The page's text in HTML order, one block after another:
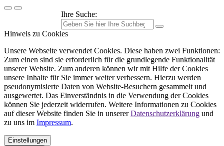
Ihre Suche:
Hinweis zu Cookies
Unsere Webseite verwendet Cookies. Diese haben zwei Funktionen:
Zum einen sind sie erforderlich für die grundlegende Funktionalität
unserer Website. Zum anderen können wir mit Hilfe der Cookies
unsere Inhalte für Sie immer weiter verbessern. Hierzu werden
pseudonymisierte Daten von Website-Besuchern gesammelt und
ausgewertet. Das Einverständnis in die Verwendung der Cookies
können Sie jederzeit widerrufen. Weitere Informationen zu Cookies
auf dieser Website finden Sie in unsererDatenschutzerklärung und
zu uns im Impressum.
Einstellungen